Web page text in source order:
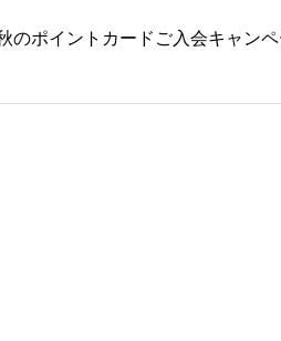
のポイントカードご入会キャン